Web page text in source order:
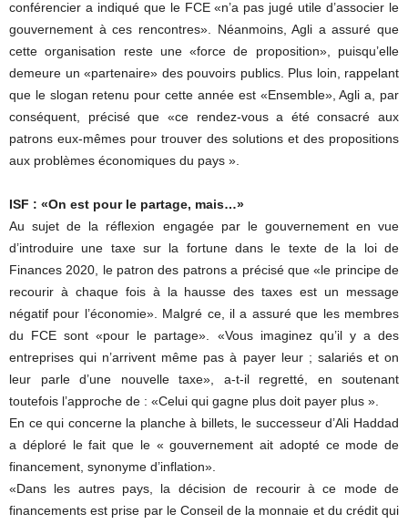
conférencier a indiqué que le FCE «n’a pas jugé utile d’associer le
gouvernement à ces rencontres». Néanmoins, Agli a assuré que
cette organisation reste une «force de proposition», puisqu’elle
demeure un «partenaire» des pouvoirs publics. Plus loin, rappelant
que le slogan retenu pour cette année est «Ensemble», Agli a, par
conséquent, précisé que «ce rendez-vous a été consacré aux
patrons eux-mêmes pour trouver des solutions et des propositions
aux problèmes économiques du pays ».
ISF : «On est pour le partage, mais…»
Au sujet de la réflexion engagée par le gouvernement en vue
d’introduire une taxe sur la fortune dans le texte de la loi de
Finances 2020, le patron des patrons a précisé que «le principe de
recourir à chaque fois à la hausse des taxes est un message
négatif pour l’économie». Malgré ce, il a assuré que les membres
du FCE sont «pour le partage». «Vous imaginez qu’il y a des
entreprises qui n’arrivent même pas à payer leur ; salariés et on
leur parle d’une nouvelle taxe», a-t-il regretté, en soutenant
toutefois l’approche de : «Celui qui gagne plus doit payer plus ».
En ce qui concerne la planche à billets, le successeur d’Ali Haddad
a déploré le fait que le « gouvernement ait adopté ce mode de
financement, synonyme d’inflation».
«Dans les autres pays, la décision de recourir à ce mode de
financements est prise par le Conseil de la monnaie et du crédit qui